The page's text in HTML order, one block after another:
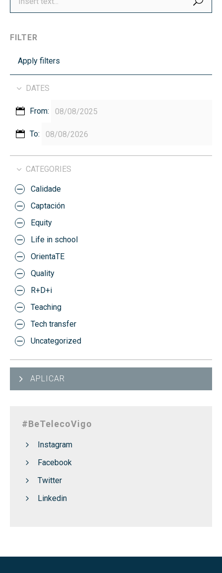
FILTER
Apply filters
DATES
From:
To:
CATEGORIES
Calidade
Captación
Equity
Life in school
OrientaTE
Quality
R+D+i
Teaching
Tech transfer
Uncategorized
APLICAR
#BeTelecoVigo
Instagram
Facebook
Twitter
Linkedin